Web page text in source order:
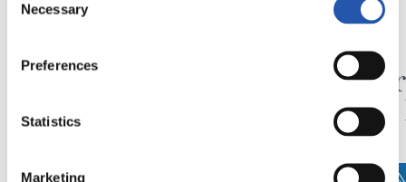
Selection
Necessary
Preferences
Statistics
Marketing
Último mes de
‘GUazen KOPAREKIN’
ANOETA
con